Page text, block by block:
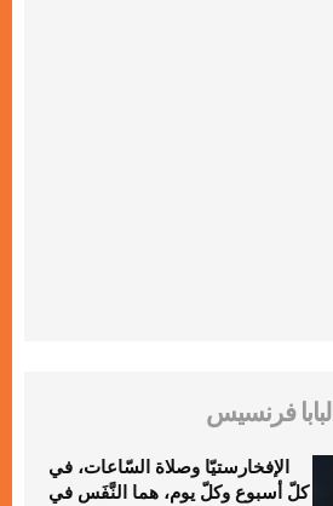
البابا فرنسيس
الإفخارستيّا وصلاة السّاعات، في
كلّ أسبوع وكلّ يوم، هما النَّفَس في